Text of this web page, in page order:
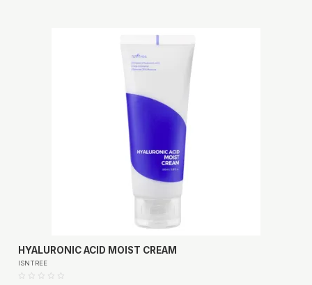
HYALURONIC ACID MOIST CREAM
ISNTREE